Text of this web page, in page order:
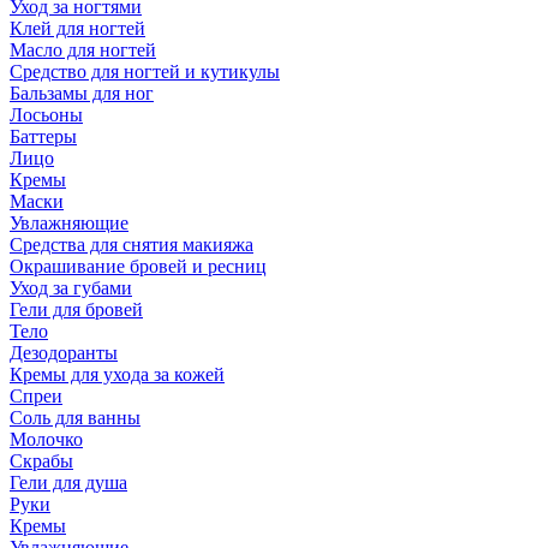
Уход за ногтями
Клей для ногтей
Масло для ногтей
Средство для ногтей и кутикулы
Бальзамы для ног
Лосьоны
Баттеры
Лицо
Кремы
Маски
Увлажняющие
Средства для снятия макияжа
Окрашивание бровей и ресниц
Уход за губами
Гели для бровей
Тело
Дезодоранты
Кремы для ухода за кожей
Спреи
Соль для ванны
Молочко
Скрабы
Гели для душа
Руки
Кремы